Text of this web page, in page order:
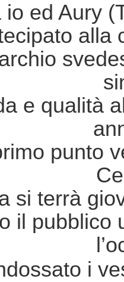
io ed Aury
alla
e qualità
punto
si terrà
il pubblico
i